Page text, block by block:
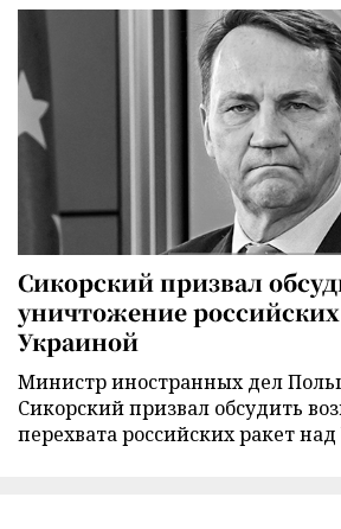
Сикорский призвал
уничтожение
Украиной
Министр иностранных дел
Сикорский призвал обсудить
перехвата российских ракет